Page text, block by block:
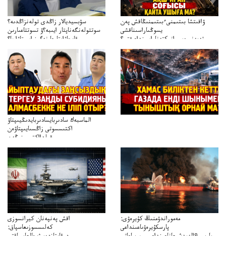
سۋبسيديالار زاڭدى تولەنزاڭدىە؟
سوتتولەنگەناپتار ايىبە؟ۋ تسوتتاعىارىن
قايجاۋاپتارعا نەگىز ايىپتاۋا ما؟
تۇجىرىمدارىنقايتاقاراۋعانەگىزبولاالاما؟
ۋاقىتشا بىتىمنىءبىتىمنىڭاقش پەن
يسوڭىاراسىناقشى
تەپەنىرەسيرانىكتەناراسىنداعىقتى؟
تەكەتىرەسنەلىكتەنقايتاۋشىقتى؟
الماسبەك سادىربايسادىربايدىڭيىپتاۋ
اكتىسسوتى زاڭسىايىپتاۋەن
قولدااكتىسىنىڭەن
ميلليونزاڭسىزدىعىمەنقولدانوسىرىلگەنميلليوندار
اقش پەنپەنان كيرانسوزى
كەلىسسوزىعاسپاق:
دوقايتازدەسۋىجالعاسپاقتى
مەموراندۋمنىڭ كۇيرەۋى:
پارسكۇيرەۋىاعىنداعى
پارسى&الەمدشىعاناعىنداعىسىن ساعاتى